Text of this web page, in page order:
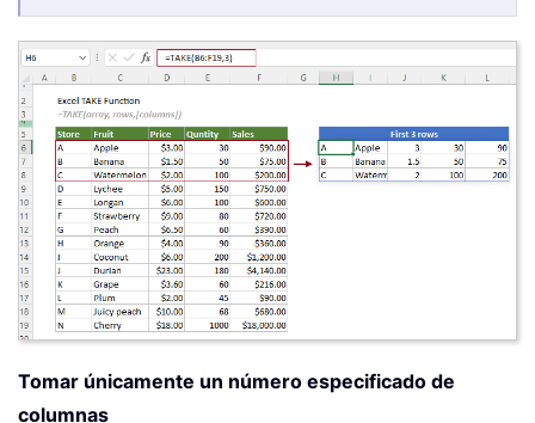
Tomar únicamente un número especificado de
columnas